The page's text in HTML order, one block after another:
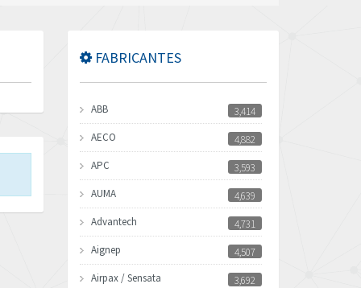
FABRICANTES
ABB
3,414
AECO
4,882
APC
3,593
AUMA
4,639
Advantech
4,731
Aignep
4,507
Airpax / Sensata
3,692